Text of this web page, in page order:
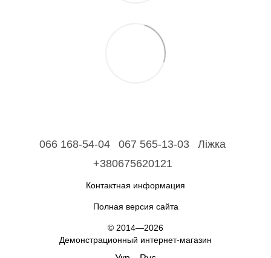
066 168-54-04 067 565-13-03
Ліжка
+380675620121
Контактная информация
Полная версия сайта
© 2014—2026
Демонстрационный интернет-магазин